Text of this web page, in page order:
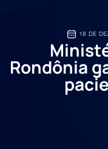
18 DE
Rondônia